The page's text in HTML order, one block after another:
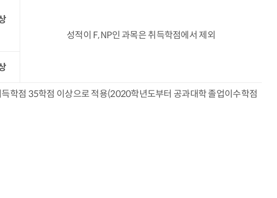
성적이 F, NP인 과목은 취득학점에서 제외
학점 35학점 이상으로 적용(2020학년도부터 공과대학 졸업이수학점